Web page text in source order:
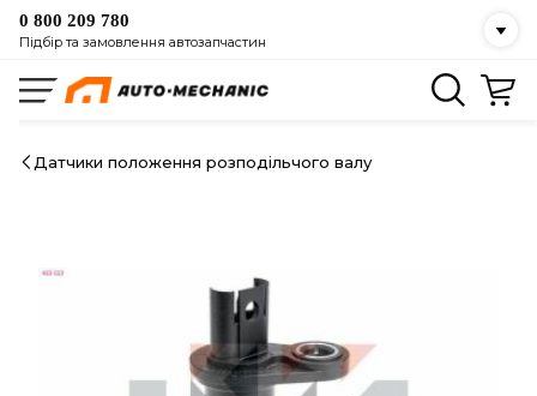
0 800 209 780
Підбір та замовлення автозапчастин
Датчики положення розподільчого валу